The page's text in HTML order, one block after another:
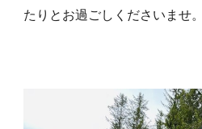
たりとお過ごしくださいませ。